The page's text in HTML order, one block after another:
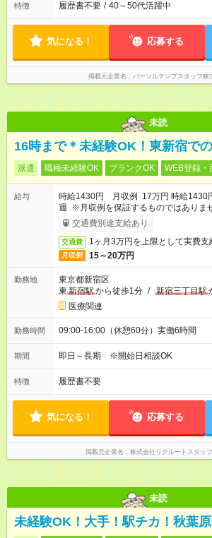
特徴 履歴書不要 / 40～50代活躍中
気になる！ 応募する
掲載元企業名 パーソルテンプスタッフ株
未読
16時まで＊未経験OK！東新宿で
派遣 職種未経験OK ブランクOK WEB登録・
給与
時給1430円 月収例 17万円 時給1430
週 ※月収例を保証するものではありま
交通費別途支給あり
交通費 1ヶ月3万円を上限として実費支
月収例 15～20万円
勤務地
東京都新宿区
東 新宿駅から徒歩1分 / 新宿三丁目駅
医療関連
勤務時間 09:00-16:00（休憩60分）実働6時間
期間 即日～長期 ※開始日相談OK
特徴 履歴書不要
気になる！ 応募する
掲載元企業名 株式会社リクルートスタッ
未読
未経験OK！大手！駅チカ！秋葉